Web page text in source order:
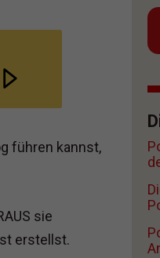
führen kannst,
sie
erstellst.